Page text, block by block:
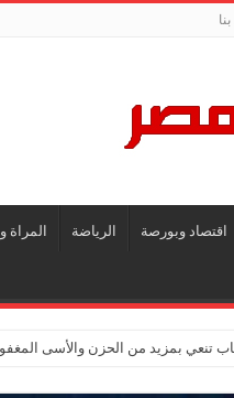
اقتصاد وبورصة الرياضة المراة
تنعي بمزيد من الحزن والأسى